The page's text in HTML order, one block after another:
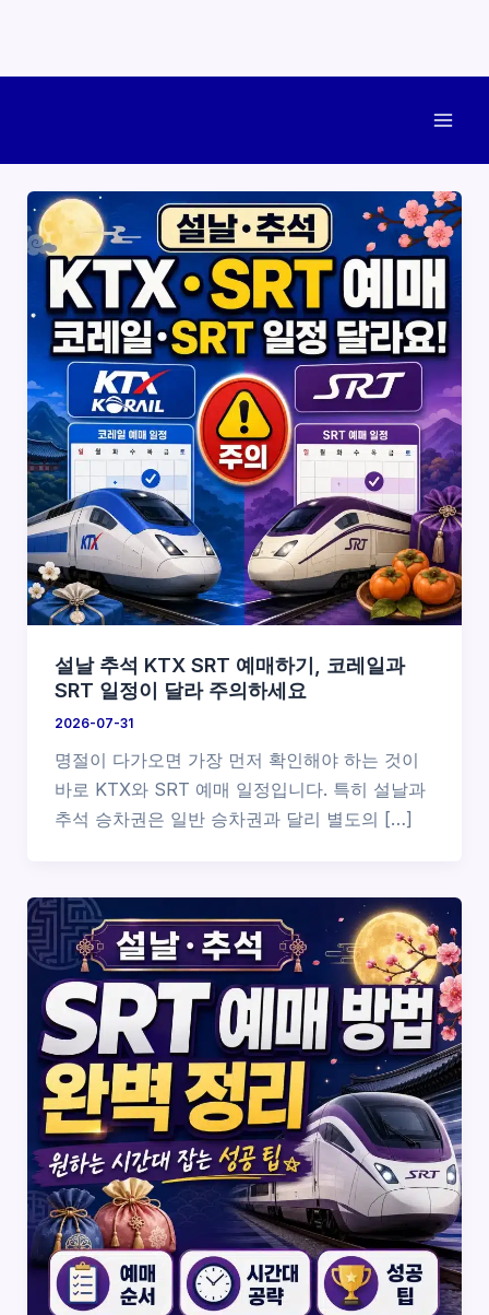
설날 추석 KTX SRT 예매하기, 코레일과
SRT 일정이 달라 주의하세요
2026-07-31
명절이 다가오면 가장 먼저 확인해야 하는 것이
바로 KTX와 SRT 예매 일정입니다. 특히 설날과
추석 승차권은 일반 승차권과 달리 별도의 […]